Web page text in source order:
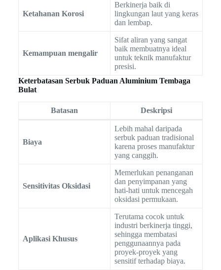
Ketahanan Korosi
Berkinerja baik di
lingkungan laut yang keras
dan lembap.
Kemampuan mengalir
Sifat aliran yang sangat
baik membuatnya ideal
untuk teknik manufaktur
presisi.
Keterbatasan Serbuk Paduan Aluminium Tembaga
Bulat
Batasan Deskripsi
Biaya
Lebih mahal daripada
serbuk paduan tradisional
karena proses manufaktur
yang canggih.
Sensitivitas Oksidasi
Memerlukan penanganan
dan penyimpanan yang
hati-hati untuk mencegah
oksidasi permukaan.
Aplikasi Khusus
Terutama cocok untuk
industri berkinerja tinggi,
sehingga membatasi
penggunaannya pada
proyek-proyek yang
sensitif terhadap biaya.